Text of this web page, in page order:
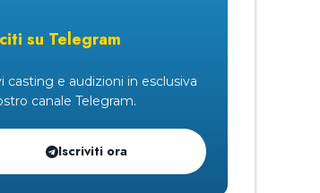
su Telegram
casting e audizioni in esclusiva
canale Telegram.
Iscriviti ora